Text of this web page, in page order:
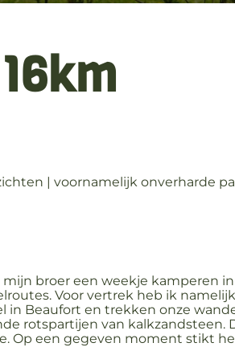
| voornamelijk onverharde
broer een weekje kamperen
Voor vertrek heb ik
in Beaufort en trekken onze
rotspartijen van kalkzandsteen.
Op een gegeven moment stikt